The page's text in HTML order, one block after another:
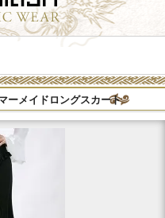
メイドロングスカート